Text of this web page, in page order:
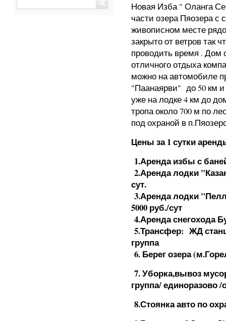
Новая Изба " Оланга
части озера Пяозера
живописном месте
закрыто от ветров так
проводить время .
отличного отдыха
можно на автомобиле
"Паанаярви" до 50 км и
уже на лодке 4 км до
тропа около 700 м по
под охраной в
Цены за 1 сутки
1.Аренда избы с
2.Аренда лодки
сут.
3.Аренда лодки
5000 руб./сут
4.Аренда снегохода
5.Трансфер: ЖД
группа
6. Берег озера
7. Уборка,вывоз
группа/ единоразово /
8.Стоянка авто по